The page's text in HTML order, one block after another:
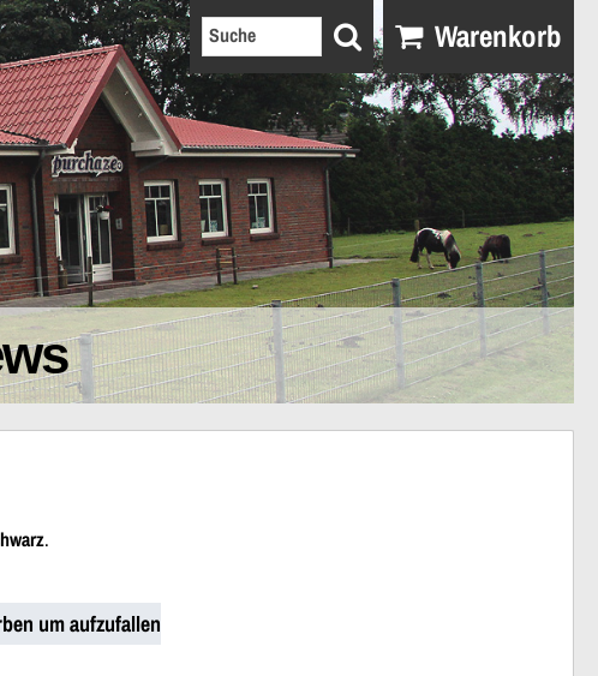
Warenkorb
.
um aufzufallen